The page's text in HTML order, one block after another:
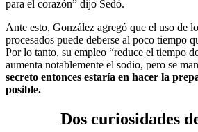
para el corazón” dijo Sedó.
Ante esto, González agregó que el uso de
procesados puede deberse al poco tiempo
Por lo tanto, su empleo “reduce el tiempo
aumenta notablemente el sodio, pero se
secreto entonces estaría en hacer la
posible.
Dos curiosidades